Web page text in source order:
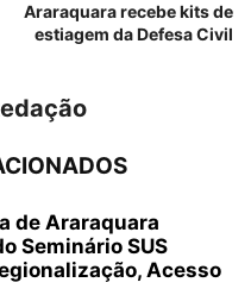
Araraquara recebe kits de
estiagem da Defesa Civil
de Araraquara
Seminário SUS
Acesso